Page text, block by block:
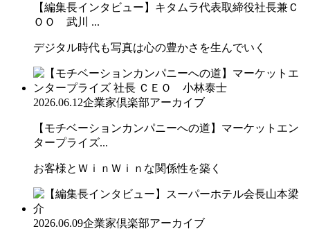
【編集長インタビュー】キタムラ代表取締役社長兼Ｃ
ＯＯ 武川 ...
デジタル時代も写真は心の豊かさを生んでいく
2026.06.12企業家倶楽部アーカイブ
【モチベーションカンパニーへの道】マーケットエン
タープライズ...
お客様とＷｉｎＷｉｎな関係性を築く
2026.06.09企業家倶楽部アーカイブ